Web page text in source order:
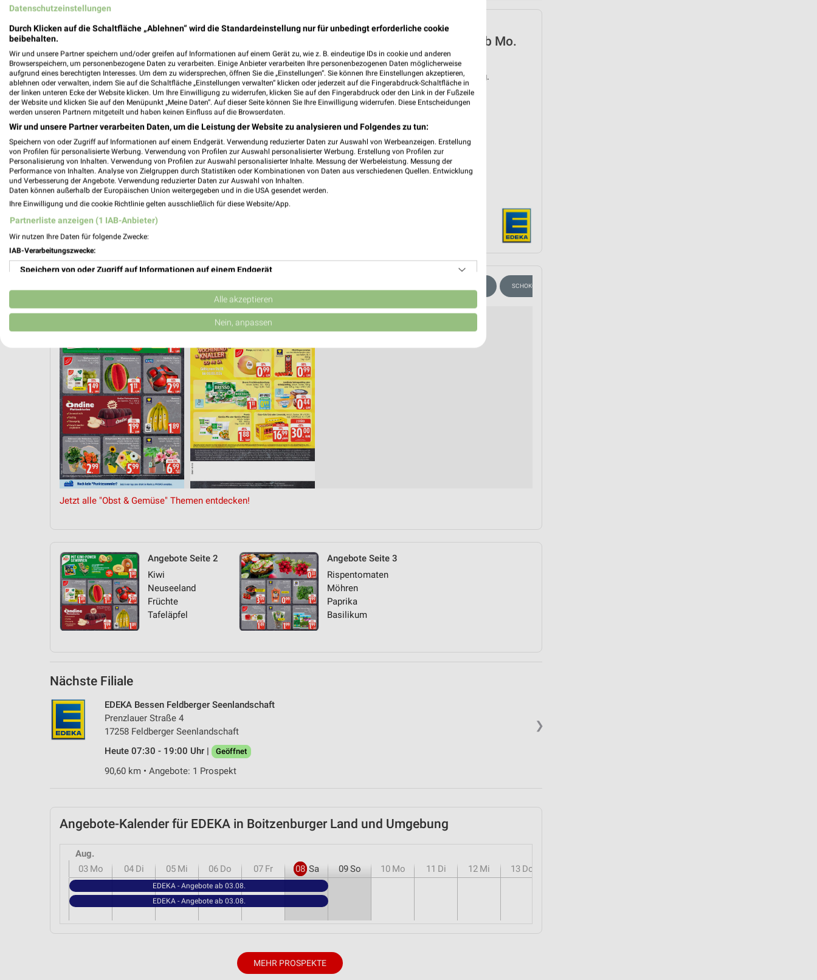
❯
EDEKA Prospekt für
Boitzenburger Land ab Mo.
den 03.08.
Gültig von 03. Aug. bis 08. Aug.
📅 Kalendereintrag erstellen
PROSPEKT BLÄTTERN
SCHOKOLADE & SÜSSIGKEITEN
Jetzt alle "Obst & Gemüse" Themen entdecken!
Angebote Seite 2
Kiwi
Neuseeland
Früchte
Tafeläpfel
Angebote Seite 3
Rispentomaten
Möhren
Paprika
Basilikum
Nächste Filiale
❯
EDEKA Bessen Feldberger Seenlandschaft
Prenzlauer Straße 4
17258 Feldberger Seenlandschaft
Heute 07:30 - 19:00 Uhr |
Geöffnet
90,60 km • Angebote: 1 Prospekt
Angebote-Kalender für EDEKA in Boitzenburger Land und Umgebung
Aug.
03 Mo 04 Di 05 Mi 06 Do 07 Fr 08 Sa 09So 10 Mo 11 Di 12 Mi 13 Do
EDEKA - Angebote ab 03.08.
EDEKA - Angebote ab 03.08.
MEHR PROSPEKTE
Datenschutzeinstellungen
Durch Klicken auf die Schaltfläche „Ablehnen“ wird die Standardeinstellung nur für unbedingt erforderliche cookie
beibehalten.
Wir und unsere Partner speichern und/oder greifen auf Informationen auf einem Gerät zu, wie z. B. eindeutige IDs in cookie und anderen
Browserspeichern, um personenbezogene Daten zu verarbeiten. Einige Anbieter verarbeiten Ihre personenbezogenen Daten möglicherweise
aufgrund eines berechtigten Interesses. Um dem zu widersprechen, öffnen Sie die „Einstellungen“. Sie können Ihre Einstellungen akzeptieren,
ablehnen oder verwalten, indem Sie auf die Schaltfläche „Einstellungen verwalten“ klicken oder jederzeit auf die Fingerabdruck-Schaltfläche in
der linken unteren Ecke der Website klicken. Um Ihre Einwilligung zu widerrufen, klicken Sie auf den Fingerabdruck oder den Link in der Fußzeile
der Website und klicken Sie auf den Menüpunkt „Meine Daten“. Auf dieser Seite können Sie Ihre Einwilligung widerrufen. Diese Entscheidungen
werden unseren Partnern mitgeteilt und haben keinen Einfluss auf die Browserdaten.
Wir und unsere Partner verarbeiten Daten, um die Leistung der Website zu analysieren und Folgendes zu tun:
Speichern von oder Zugriff auf Informationen auf einem Endgerät. Verwendung reduzierter Daten zur Auswahl von Werbeanzeigen. Erstellung
von Profilen für personalisierte Werbung. Verwendung von Profilen zur Auswahl personalisierter Werbung. Erstellung von Profilen zur
Personalisierung von Inhalten. Verwendung von Profilen zur Auswahl personalisierter Inhalte. Messung der Werbeleistung. Messung der
Performance von Inhalten. Analyse von Zielgruppen durch Statistiken oder Kombinationen von Daten aus verschiedenen Quellen. Entwicklung
und Verbesserung der Angebote. Verwendung reduzierter Daten zur Auswahl von Inhalten.
Daten können außerhalb der Europäischen Union weitergegeben und in die USA gesendet werden.
Ihre Einwilligung und die cookie Richtlinie gelten ausschließlich für diese Website/App.
Partnerliste anzeigen (1 IAB-Anbieter)
Wir nutzen Ihre Daten für folgende Zwecke:
IAB-Verarbeitungszwecke:
Speichern von oder Zugriff auf Informationen auf einem Endgerät
Verwendung reduzierter Daten zur Auswahl von Werbeanzeigen
Erstellung von Profilen für personalisierte Werbung
Erstellung von Profilen zur Personalisierung von Inhalten
Verwendung von Profilen zur Auswahl personalisierter Inhalte
Messung der Werbeleistung
Messung der Performance von Inhalten
Analyse von Zielgruppen durch Statistiken oder Kombinationen von Daten aus verschiedenen
Entwicklung und Verbesserung der Angebote
Verwendung genauer Standortdaten
Geräte anhand von aktiv angeforderten Informationen identifizieren
Nicht-IAB-Verarbeitungszwecke:
Notwendig
Funktional
Alle akzeptieren
Nein, anpassen